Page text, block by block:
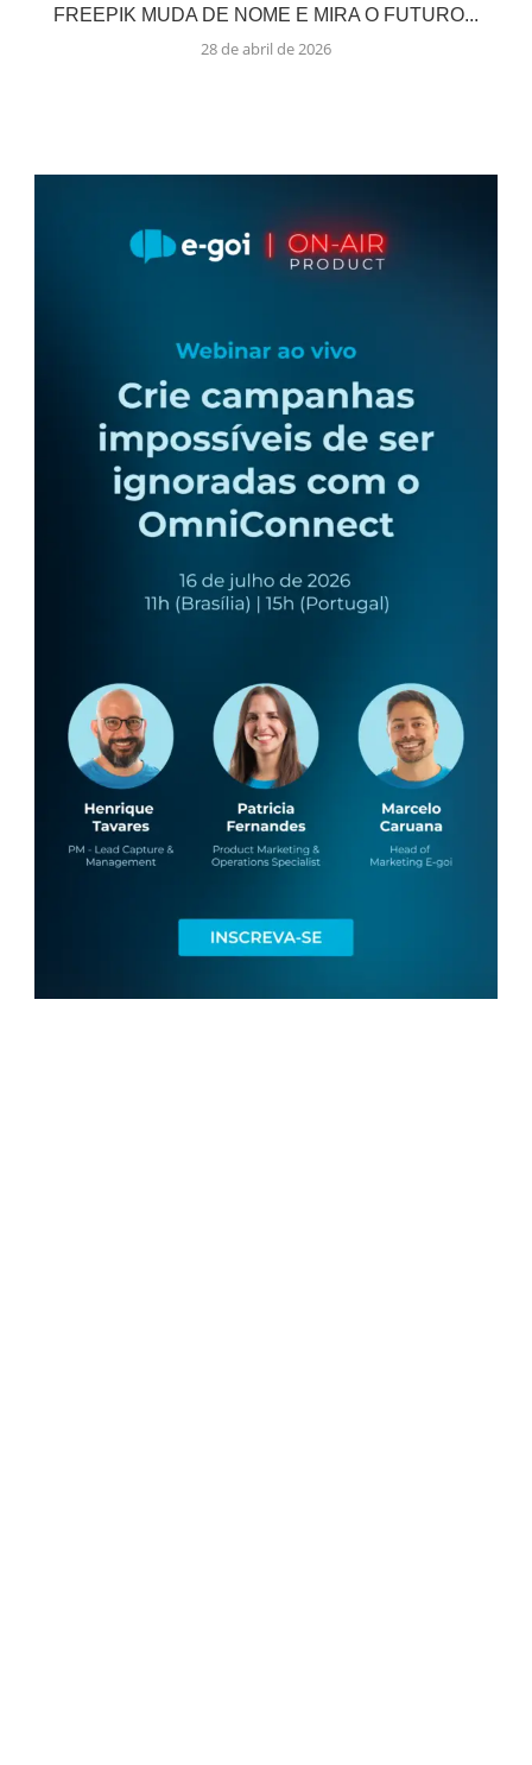
FREEPIK MUDA DE NOME E MIRA O FUTURO...
28 de abril de 2026